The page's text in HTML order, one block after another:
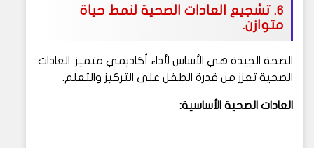
6. تشجيع العادات الصحية لنمط حياة
متوازن.
الصحة الجيدة هي الأساس لأداء أكاديمي متميز. العادات
الصحية تعزز من قدرة الطفل على التركيز والتعلم.
العادات الصحية الأساسية: